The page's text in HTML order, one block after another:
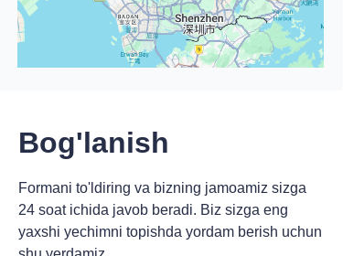
Bog'lanish
Formani to'ldiring va bizning jamoamiz sizga
24 soat ichida javob beradi. Biz sizga eng
yaxshi yechimni topishda yordam berish uchun